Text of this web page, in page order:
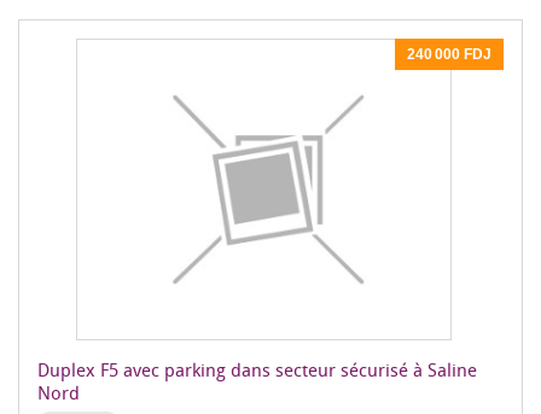
240 000 FDJ
Duplex F5 avec parking dans secteur sécurisé à Saline
Nord